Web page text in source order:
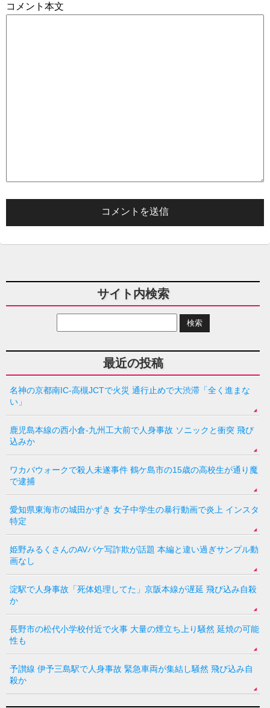
コメント本文
サイト内検索
最近の投稿
名神の京都南IC-高槻JCTで火災 通行止めで大渋滞「全く進まな
い」
鹿児島本線の西小倉-九州工大前で人身事故 ソニックと衝突 飛び
込みか
ワカバウォークで殺人未遂事件 鶴ケ島市の15歳の高校生が通り魔
で逮捕
愛知県東海市の城田かずき 女子中学生の暴行動画で炎上 インスタ
特定
姫野みるくさんのAVパケ写詐欺が話題 本編と違い過ぎサンプル動
画なし
淀駅で人身事故「死体処理してた」京阪本線が遅延 飛び込み自殺
か
長野市の松代小学校付近で火事 大量の煙立ち上り騒然 延焼の可能
性も
予讃線 伊予三島駅で人身事故 緊急車両が集結し騒然 飛び込み自
殺か